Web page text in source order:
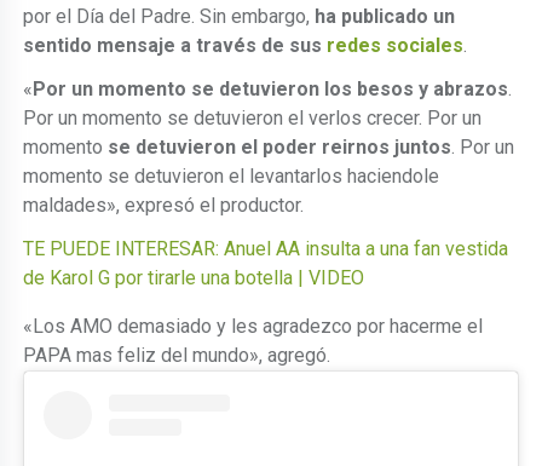
por el Día del Padre. Sin embargo, ha publicado un
sentido mensaje a través de sus redes sociales
«Por un momento se detuvieron los besos y abrazos
Por un momento se detuvieron el verlos crecer. Por un
momento se detuvieron el poder reirnos juntos . Por un
momento se detuvieron el levantarlos haciendole
maldades», expresó el productor.
TE PUEDE INTERESAR: Anuel AA insulta a una fan vestida
de Karol G por tirarle una botella | VIDEO
«Los AMO demasiado y les agradezco por hacerme el
PAPA mas feliz del mundo», agregó.